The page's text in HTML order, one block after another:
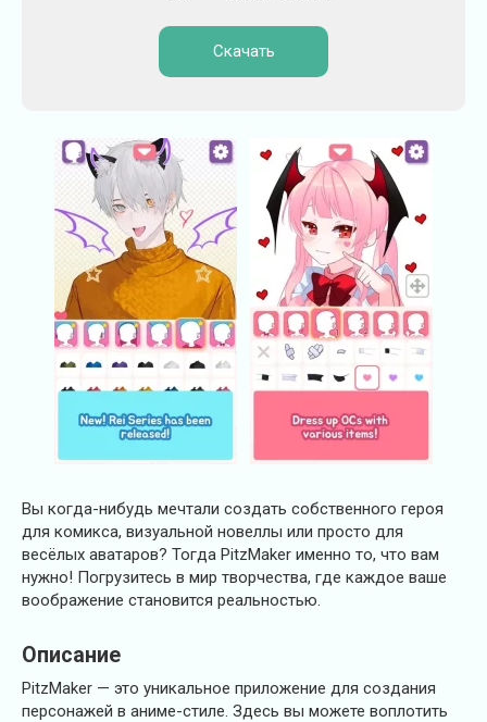
Скачать
Вы когда-нибудь мечтали создать собственного героя
для комикса, визуальной новеллы или просто для
весёлых аватаров? Тогда PitzMaker именно то, что вам
нужно! Погрузитесь в мир творчества, где каждое ваше
воображение становится реальностью.
Описание
PitzMaker — это уникальное приложение для создания
персонажей в аниме-стиле. Здесь вы можете воплотить